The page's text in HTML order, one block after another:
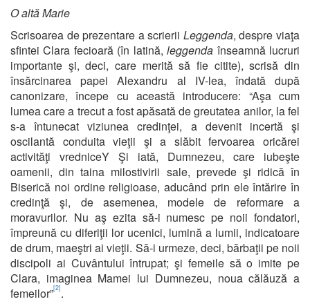
O altă Marie
Scrisoarea de prezentare a scrierii Leggenda, despre viaţa
sfintei Clara fecioară (în latină,leggenda înseamnă lucruri
importante şi, deci, care merită să fie citite), scrisă din
însărcinarea papei Alexandru al IV-lea, îndată după
canonizare, începe cu această introducere: “Aşa cum
lumea care a trecut a fost apăsată de greutatea anilor, la fel
s-a întunecat viziunea credinţei, a devenit incertă şi
oscilantă conduita vieţii şi a slăbit fervoarea oricărei
activităţi vredniceY Şi iată, Dumnezeu, care iubeşte
oamenii, din taina milostivirii sale, prevede şi ridică în
Biserică noi ordine religioase, aducând prin ele întărire în
credinţă şi, de asemenea, modele de reformare a
moravurilor. Nu aş ezita să-i numesc pe noii fondatori,
împreună cu diferiţii lor ucenici, lumină a lumii, indicatoare
de drum, maeştri ai vieţii. Să-i urmeze, deci, bărbaţii pe noii
discipoli ai Cuvântului întrupat; şi femeile să o imite pe
Clara, imaginea Mamei lui Dumnezeu, noua călăuză a
femeilor”[2].